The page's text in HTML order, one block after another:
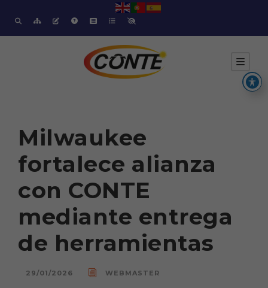
Milwaukee
fortalece alianza
con CONTE
mediante entrega
de herramientas
29/01/2026 WEBMASTER